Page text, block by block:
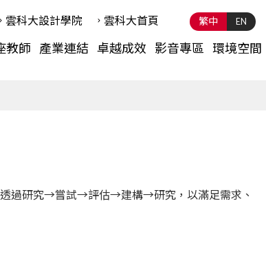
繁中 EN
教師 產業連結 卓越成效 影音專區 環境空間
雲科⼤設計學院 雲科⼤首頁
透過研究→嘗試→評估→建構→研究，以滿足需求、